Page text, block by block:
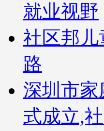
就业视野
社区邦
路
深圳市家
式成立,